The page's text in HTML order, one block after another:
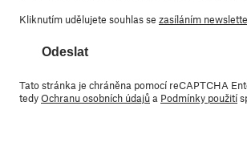
Kliknutím udělujete souhlas se zasíláním
Odeslat
Tato stránka je chráněna pomocí reCAPTCHA
tedyOchranu osobních údajůa Podmínky použití